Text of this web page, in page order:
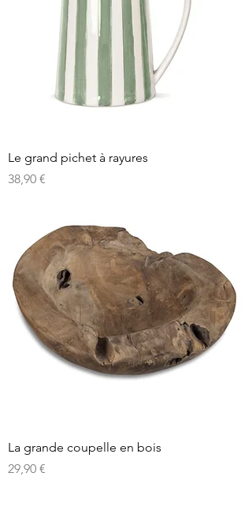
Le grand pichet à rayures
Prix
38,90 €
La grande coupelle en bois
Prix
29,90 €